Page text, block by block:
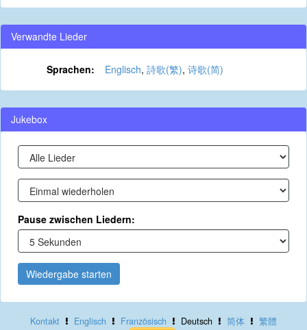
Verwandte Lieder
Sprachen: Englisch, 詩歌(繁), 诗歌(简)
Jukebox
Pause zwischen Liedern:
Wiedergabe starten
Kontakt Englisch Französisch Deutsch 简体 繁體